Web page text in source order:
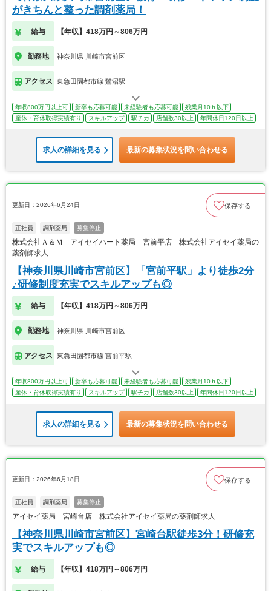
がきちんと整った調剤薬局！
給与 【年収】418万円～806万円
勤務地 神奈川県 川崎市宮前区
アクセス 東急田園都市線 鷺沼駅
年収800万円以上可 新卒も応募可能 未経験者も応募可能
残業月10ｈ以下
産休・育休取得実績有り
スキルアップ 駅チカ 店舗数30以上 年間休日120日以上
求人の詳細を見る 最新の募集状況を問い合わせる
更新日：2026年6月24日 保存する
正社員 調剤薬局 募集停止
株式会社Ａ＆Ｍ アイセイハート薬局 宮前平店 株式会社アイセイ薬局の
薬剤師求人
【神奈川県川崎市宮前区】「宮前平駅」より徒歩2分
♪研修制度充実でスキルアップも◎
給与 【年収】418万円～806万円
勤務地 神奈川県 川崎市宮前区
アクセス 東急田園都市線 宮前平駅
年収800万円以上可 新卒も応募可能 未経験者も応募可能
残業月10ｈ以下
産休・育休取得実績有り
スキルアップ 駅チカ 店舗数30以上 年間休日120日以上
求人の詳細を見る 最新の募集状況を問い合わせる
更新日：2026年6月18日 保存する
正社員 調剤薬局 募集停止
アイセイ薬局 宮崎台店 株式会社アイセイ薬局の薬剤師求人
【神奈川県川崎市宮前区】宮崎台駅徒歩3分！研修充
実でスキルアップも◎
給与 【年収】418万円～806万円